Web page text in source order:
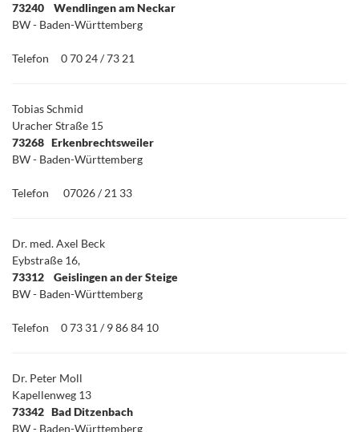
73240 Wendlingen am Neckar
BW - Baden-Württemberg
Telefon 0 70 24 / 73 21
Tobias Schmid
Uracher Straße 15
73268 Erkenbrechtsweiler
BW - Baden-Württemberg
Telefon 07026 / 21 33
Dr. med. Axel Beck
Eybstraße 16,
73312 Geislingen an der Steige
BW - Baden-Württemberg
Telefon 0 73 31 / 9 86 84 10
Dr. Peter Moll
Kapellenweg 13
73342 Bad Ditzenbach
BW - Baden-Württemberg